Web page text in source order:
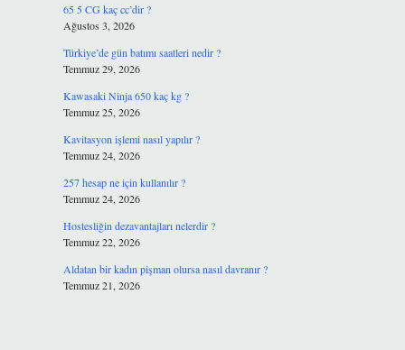
65 5 CG kaç cc’dir ?
Ağustos 3, 2026
Türkiye’de gün batımı saatleri nedir ?
Temmuz 29, 2026
Kawasaki Ninja 650 kaç kg ?
Temmuz 25, 2026
Kavitasyon işlemi nasıl yapılır ?
Temmuz 24, 2026
257 hesap ne için kullanılır ?
Temmuz 24, 2026
Hostesliğin dezavantajları nelerdir ?
Temmuz 22, 2026
Aldatan bir kadın pişman olursa nasıl davranır ?
Temmuz 21, 2026